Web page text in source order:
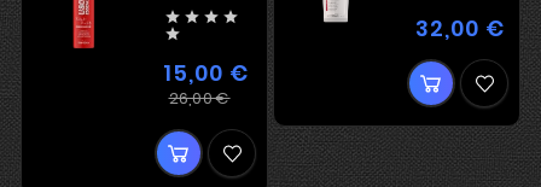
   

15,00 €
26,00 € Tavahind
Hind
32,00 €